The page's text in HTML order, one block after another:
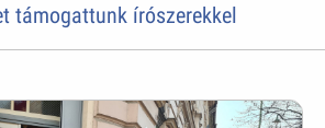
támogattunk írószerekkel